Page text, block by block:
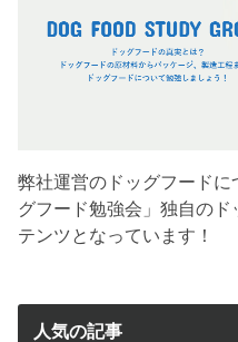
弊社運営のドッグフード
グフード勉強会」独自の
テンツとなっています！
人気の記事